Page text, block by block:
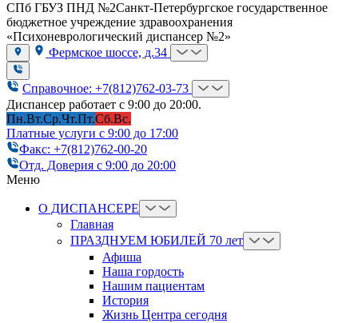
СПб ГБУЗ ПНД №2Санкт-Петербургское государственное
бюджетное учреждение здравоохранения
«Психоневрологический диспансер №2»
Фермское шоссе, д.34
Справочное: +7(812)762-03-73
Диспансер работает с 9:00 до 20:00.
Пн.Вт.Ср.Чт.Пт.Сб.Вс.
Платные услуги с 9:00 до 17:00
Факс: +7(812)762-00-20
Отд. Доверия с 9:00 до 20:00
Меню
О ДИСПАНСЕРЕ
Главная
ПРАЗДНУЕМ ЮБИЛЕЙ 70 лет
Афиша
Наша гордость
Нашим пациентам
История
Жизнь Центра сегодня